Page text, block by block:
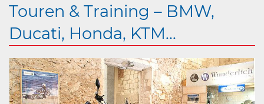
Touren & Training – BMW,
Ducati, Honda, KTM...